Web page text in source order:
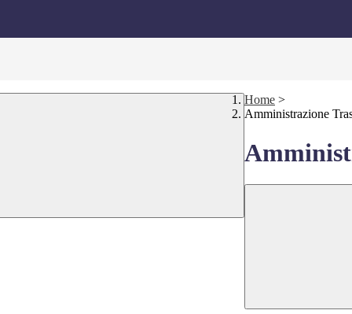
Home >
Amministrazione